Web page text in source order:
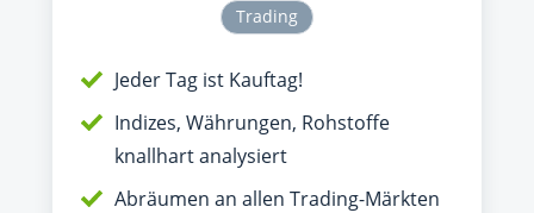
Trading
Jeder Tag ist Kauftag!
Indizes, Währungen, Rohstoffe
knallhart analysiert
Abräumen an allen Trading-Märkten